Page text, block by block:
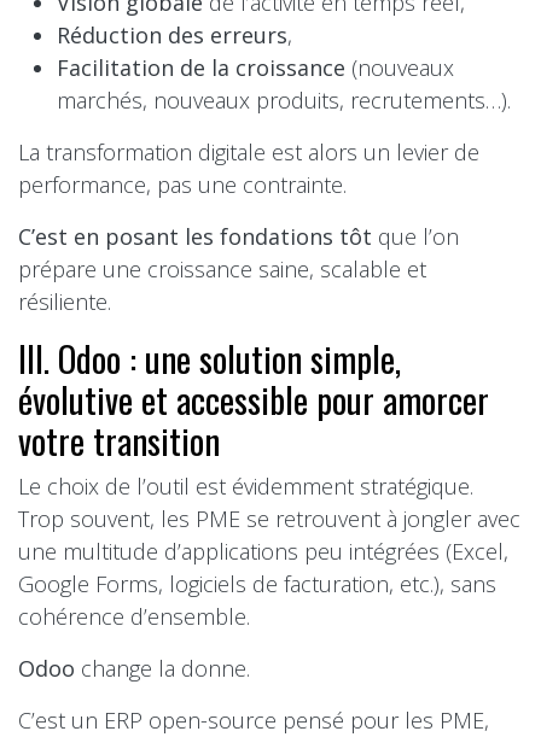
Réduction des erreurs,
Facilitation de la croissance (nouveaux
marchés, nouveaux produits, recrutements…).
La transformation digitale est alors un levier de
performance, pas une contrainte.
C’est en posant les fondations tôt que l’on
prépare une croissance saine, scalable et
résiliente.
III. Odoo : une solution simple,
évolutive et accessible pour amorcer
votre transition
Le choix de l’outil est évidemment stratégique.
Trop souvent, les PME se retrouvent à jongler avec
une multitude d’applications peu intégrées (Excel,
Google Forms, logiciels de facturation, etc.), sans
cohérence d’ensemble.
Odoo change la donne.
C’est un ERP open-source pensé pour les PME,